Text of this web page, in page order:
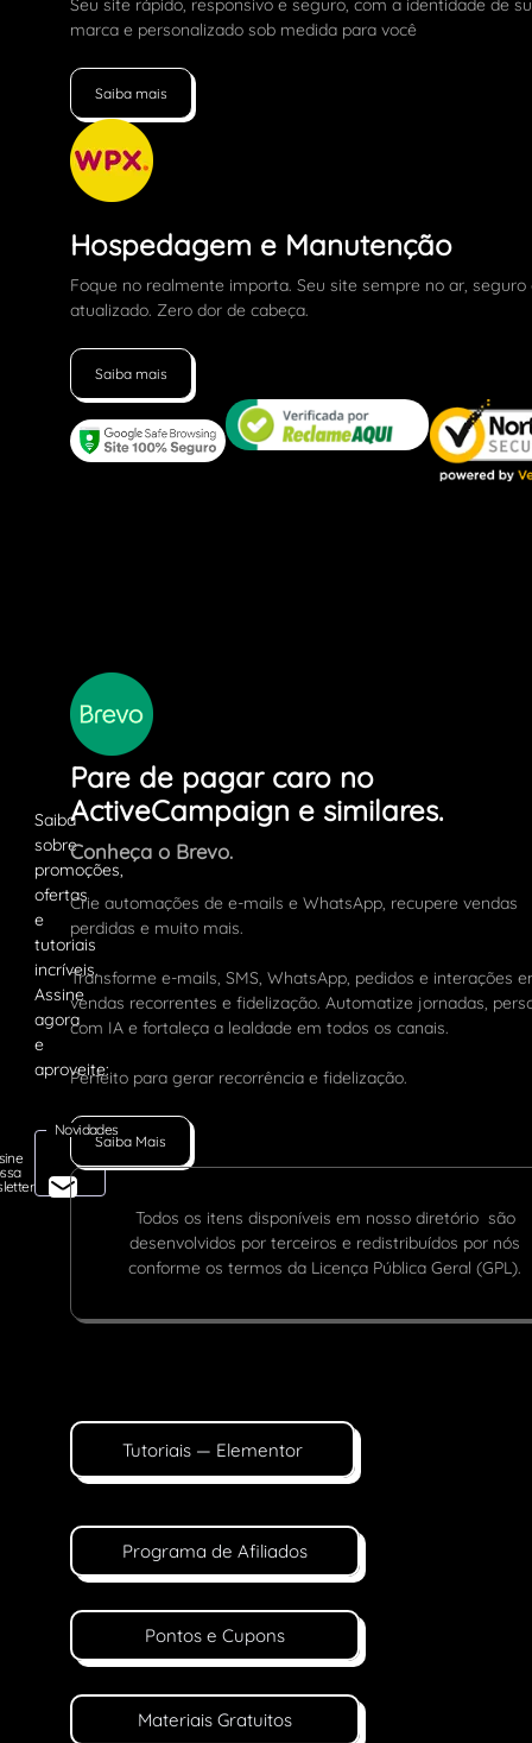
Novidades
Seu site rápido, responsivo e seguro, com a identidade de
marca e personalizado sob medida para você
Saiba mais
Hospedagem e Manutenção
Foque no realmente importa. Seu site sempre no ar, seguro
atualizado. Zero dor de cabeça.
Saiba mais
Pare de pagar caro no
ActiveCampaign e similares.
Conheça o Brevo.
Crie automações de e-mails e WhatsApp, recupere vendas
perdidas e muito mais.
Transforme e-mails, SMS, WhatsApp, pedidos e interações
vendas recorrentes e fidelização. Automatize jornadas,
com IA e fortaleça a lealdade em todos os canais.
Perfeito para gerar recorrência e fidelização.
Saiba Mais
Todos os itens disponíveis em nosso diretório são
desenvolvidos por terceiros e redistribuídos por nós
conforme os termos da Licença Pública Geral (GPL).
Tutoriais — Elementor
Programa de Afiliados
Pontos e Cupons
Materiais Gratuitos